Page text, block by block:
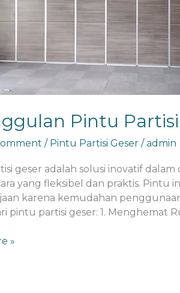
Pintu
/ Pintu Partisi Geser/admin
geser adalah solusi inovatif
yang fleksibel dan praktis. Pintu
karena kemudahan
pintu partisi geser: 1. Menghemat
»